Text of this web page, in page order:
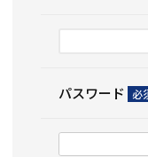
パスワード
須)